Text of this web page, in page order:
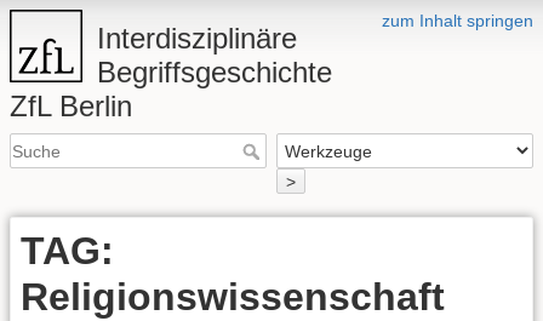
zum Inhalt springen
Interdisziplinäre
Begriffsgeschichte
ZfL Berlin
>
TAG:
Religionswissenschaft